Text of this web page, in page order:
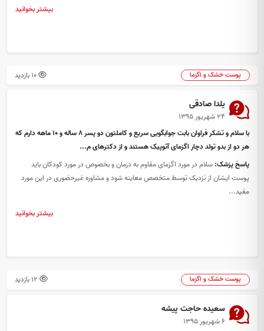
بیشتر بخوانید
پوست خشک و اگزما 10 بازدید
یلدا صادقی
۲۴ شهریور ۱۳۹۵
با سلام و تشکر فراوان بابت جوابگویی سریع و کاملتون دو پسر 8 ساله و 10 ماهه دارم که
هر دو از بدو تولد دچار اگزمای آتوپیک هستند و از دکترهای م...
پاسخ پزشک: سلام در مورد اگزمای مقاوم به درمان و بخصوص در مورد کودکان باید
پوست ایشان از نزدیک توسط متخصص معاینه شود و مشاوره غیرحضوری در این مورد
مفید...
بیشتر بخوانید
پوست خشک و اگزما
سعیده حاجت پیشه
۶ شهریور ۱۳۹۵